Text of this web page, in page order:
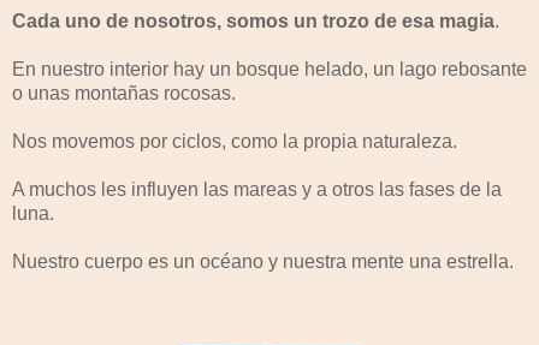
Cada uno de nosotros, somos un trozo de esa magia.
En nuestro interior hay un bosque helado, un lago rebosante
o unas montañas rocosas.
Nos movemos por ciclos, como la propia naturaleza.
A muchos les influyen las mareas y a otros las fases de la
luna.
Nuestro cuerpo es un océano y nuestra mente una estrella.